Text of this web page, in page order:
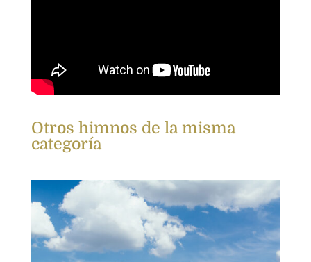
Otros himnos de la misma
categoría